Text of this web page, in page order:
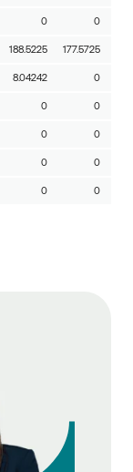
0 0
188.5225 177.5725
8.04242 0
0 0
0 0
0 0
0 0